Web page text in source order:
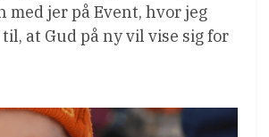
med jer på Event, hvor jeg
til, at Gud på ny vil vise sig for